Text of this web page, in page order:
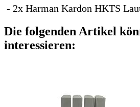
- 2x Harman Kardon HKTS
Die folgenden Artikel
interessieren: